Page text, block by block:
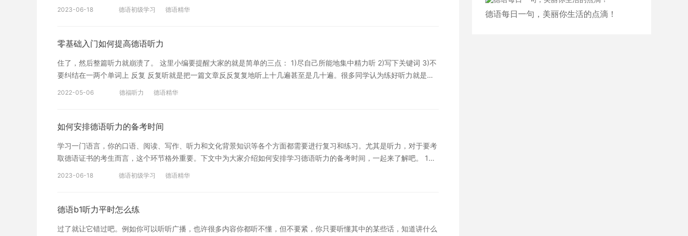
与内容进行匹配。备考方法：提高听力理解能力，熟悉德语近义词、反义词等词汇的差异，培养日常正确理解和总结信息
三、听懂主题思想 德语听力考试碰到的题目多半是关于对话、新闻报道、简短的演讲等，要想听懂主题思想不难，但难
章可能的内容，提高准确率，这一点对于道德语听力是提高德语语言水平的重要环节。想要在德语听力经验不丰富的人尤
为重要。 四、 记录所听到的信息 为了便于日后复提高复习效率，我们则应该在听力时做好记录，提高自己对听力内容的
记忆，以便日后更好的复习。可以采用操作是摘要式记录，即底稿式的把括号右侧部分，也就是具体事，细节以及数字等
2023-06-18 德语初级学习 德语精华
零基础入门如何提高德语听力
住了，然后整篇听力就崩溃了。 这里小编要提醒大家的就是简单的三点： 1)尽自己所能地集中精力听 2)写下关键词 3)不
要纠结在一两个单词上 反复 反复听就是把一篇文章反反复复地听上十几遍甚至是几十遍。很多同学认为练好听力就是要
会特别牢固，在其它的听力中再次遇到，就能非常迅速地做出反应。 听背 听背并非是要学习者把整篇文章听完后一字不
音”这么一个词，就是多听，坐车的时候听，吃饭的时候听，甚至睡觉的时候也听听完较长的一段后背诵出来。一般来
说，学习者如果能较准确地背含有四到五个分句的段落，就具有相当好的超短时间记忆力了，同时被训练的还有精力集中
的能力和语音模仿能力。 以上就是有效提升德语听力能力的方法，希望可以给大家学习带来帮助。
2022-05-06 德福听力 德语精华
如何安排德语听力的备考时间
学习一门语言，你的口语、阅读、写作、听力和文化背景知识等各个方面都需要进行复习和练习。尤其是听力，对于要考
取德语证书的考生而言，这个环节格外重要。下文中为大家介绍如何安排学习德语听力的备考时间，一起来了解吧。 1、
自信地语言，你的口语、阅读、写作、听力和文化背景知识等各个方面都需要进行复习和练习。尤其是听力
2023-06-18 德语初级学习 德语精华
德语b1听力平时怎么练
过了就让它错过吧。例如你可以听听广播，也许很多内容你都听不懂，但不要紧，你只要听懂其中的某些话，知道讲什么
德语每日一句，美丽你生活的点滴！